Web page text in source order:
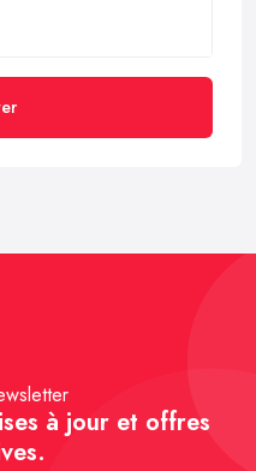
à jour et offres